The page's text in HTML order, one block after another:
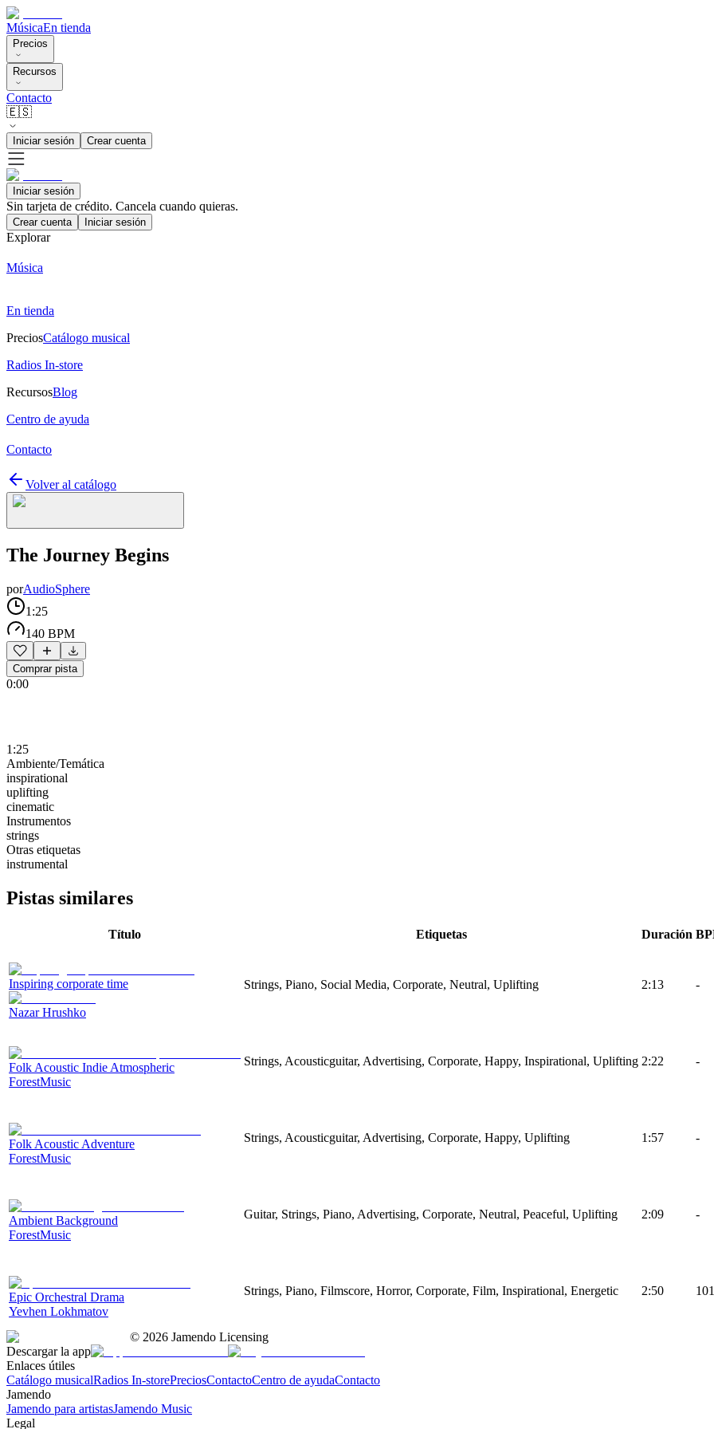
MúsicaEn tienda
Precios
Recursos
Contacto
🇪🇸
Iniciar sesión Crear cuenta
Iniciar sesión
Sin tarjeta de crédito. Cancela cuando quieras.
Crear cuenta Iniciar sesión
Explorar
Música
En tienda
PreciosCatálogo musical
Radios In-store
RecursosBlog
Centro de ayuda
Contacto
Volver al catálogo
The Journey Begins
porAudioSphere
1:25
140 BPM
Comprar pista
0:00
1:25
Ambiente/Temática
inspirational
uplifting
cinematic
Instrumentos
strings
Otras etiquetas
instrumental
Pistas similares
Título Etiquetas Duración
Inspiring corporate time
Nazar Hrushko
Strings, Piano, Social Media, Corporate, Neutral, Uplifting 2:13 -
Folk Acoustic Indie Atmospheric
ForestMusic
Strings, Acousticguitar, Advertising, Corporate, Happy, Inspirational, Uplifting 2:22 -
Folk Acoustic Adventure
ForestMusic
Strings, Acousticguitar, Advertising, Corporate, Happy, Uplifting 1:57 -
Ambient Background
ForestMusic
Guitar, Strings, Piano, Advertising, Corporate, Neutral, Peaceful, Uplifting 2:09 -
Epic Orchestral Drama
Yevhen Lokhmatov
Strings, Piano, Filmscore, Horror, Corporate, Film, Inspirational, Energetic 2:50 101
© 2026 Jamendo Licensing
Descargar la app
Enlaces útiles
Catálogo musicalRadios In-storePreciosContactoCentro de ayudaContacto
Jamendo
Jamendo para artistasJamendo Music
Legal